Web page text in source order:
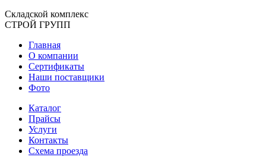
Складской комплекс
СТРОЙ ГРУПП
Главная
О компании
Сертификаты
Наши поставщики
Фото
Каталог
Прайсы
Услуги
Контакты
Схема проезда